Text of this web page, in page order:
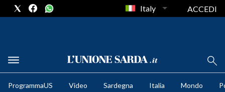
METEO
Italy ACCEDI
ProgrammaUS Video Sardegna Italia Mondo